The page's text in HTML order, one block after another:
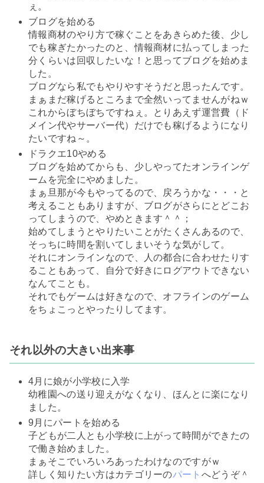
ぇ。
ブログを始める
情報商材のやり方で稼ぐことをあきらめた後、少し
でも稼ぎたかったのと、情報商材に払ってしまった
分くらいは回収したいな！と思ってブログを始めま
した。
ブログなら私でもやりやすそうだと思ったんです。
まぁまだ稼げるところまで全然いってませんがねｗ
これからぼちぼちですねぇ。とりあえず運営費（ド
メイン代やサーバー代）だけでも稼げるようになり
たいですね～。
ドラクエ10やめる
ブログを始めてからも、少しやってたオンラインゲ
ームを完全にやめました。
まぁ旦那が今もやってるので、戻ろうかな・・・と
考えることもありますが、ブログがさらにとどこお
ってしまうので、やめときます＾＾；
始めてしまうとやりたいことがたくさんあるので、
そっちに時間を割いてしまいそうな気がして。
それにオンラインなので、人の都合に合わせたりす
ることもあって、自分で好きにログアウトできない
なんてことも。
それでもゲームは好きなので、オフラインのゲーム
をちょこっとやったりしてます。
それ以外の大きい出来事
4月に娘が小学校に入学
幼稚園への送り迎えがなくなり、ほんとに楽になり
ました。
9月にパートを始める
子どもが二人とも小学校に上がって時間ができたの
で働き始めました。
まぁそこでいろいろあったわけなのですがｗ
詳しく知りたい方はカテゴリーのパート へどうぞ＾